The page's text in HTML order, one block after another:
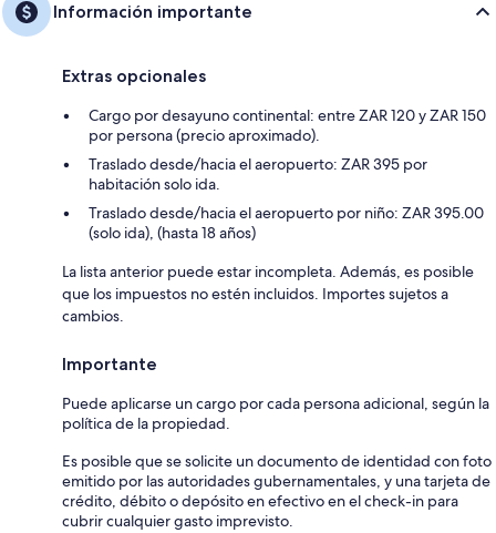
Información importante
Extras opcionales
Cargo por desayuno continental: entre ZAR 120 y ZAR 150
por persona (precio aproximado).
Traslado desde/hacia el aeropuerto: ZAR 395 por
habitación solo ida.
Traslado desde/hacia el aeropuerto por niño: ZAR 395.00
(solo ida), (hasta 18 años)
La lista anterior puede estar incompleta. Además, es posible
que los impuestos no estén incluidos. Importes sujetos a
cambios.
Importante
Puede aplicarse un cargo por cada persona adicional, según la
política de la propiedad.
Es posible que se solicite un documento de identidad con foto
emitido por las autoridades gubernamentales, y una tarjeta de
crédito, débito o depósito en efectivo en el check-in para
cubrir cualquier gasto imprevisto.